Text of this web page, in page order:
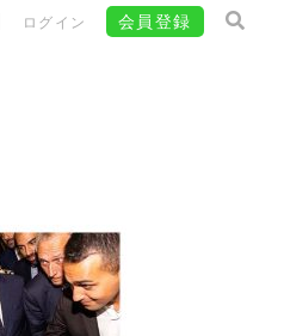
ログイン 会員登録